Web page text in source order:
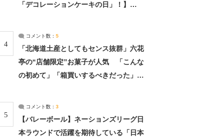
「デコレーションケーキの日」！】
4
コメント数： 5
「北海道土産としてもセンス抜群」六花
亭の“店舗限定”お菓子が人気 「こんな
の初めて」「箱買いするべきだった」
5
コメント数： 3
【バレーボール】ネーションズリーグ日
本ラウンドで活躍を期待している「日本